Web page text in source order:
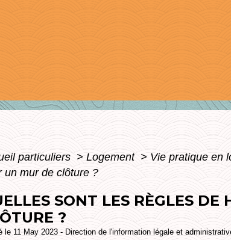
particuliers > Logement > Vie pratique en
un mur de clôture ?
SONT LES RÈGLES
?
le 11 May 2023 - Direction de l'information légale et